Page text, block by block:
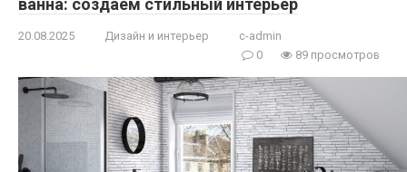
ванна: создаем стильный интерьер
20.08.2025 Дизайн и интерьер
c-admin
0
89 просмотров